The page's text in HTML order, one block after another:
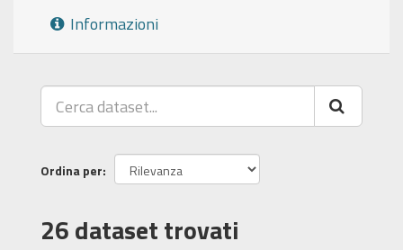
Informazioni
Ordina per
26 dataset trovati